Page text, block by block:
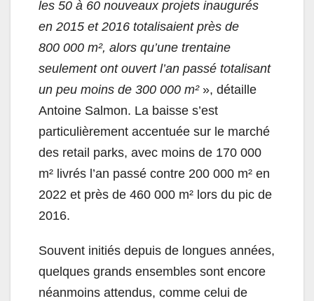
les 50 à 60 nouveaux projets inaugurés
en 2015 et 2016 totalisaient près de
800 000 m², alors qu’une trentaine
seulement ont ouvert l’an passé totalisant
un peu moins de 300 000 m²», détaille
Antoine Salmon. La baisse s’est
particulièrement accentuée sur le marché
des retail parks, avec moins de 170 000
m² livrés l’an passé contre 200 000 m² en
2022 et près de 460 000 m² lors du pic de
2016.
Souvent initiés depuis de longues années,
quelques grands ensembles sont encore
néanmoins attendus, comme celui de